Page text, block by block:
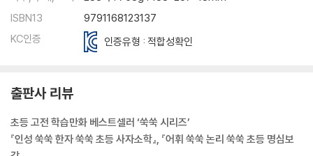
ISBN13
9791168123137
KC인증
인증유형 : 적합성확인
출판사 리뷰
초등 고전 학습만화 베스트셀러 ‘쑥쑥 시리즈’
『인성 쑥쑥 한자 쑥쑥 초등 사자소학』, 『어휘 쑥쑥 논리 쑥쑥 초등 명심보